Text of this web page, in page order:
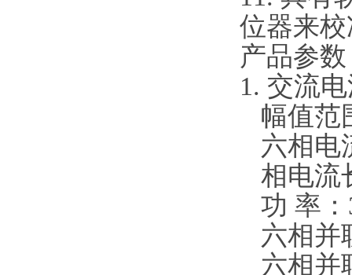
位器来
产品参数
1. 交流
幅值范
六相电
相电流
功 率：
六相并
六相并